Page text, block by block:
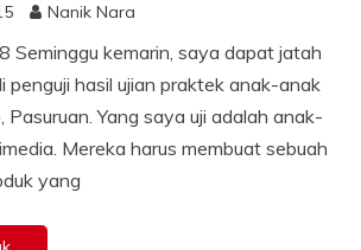
Nanik Nara
Seminggu kemarin, saya dapat jatah
penguji hasil ujian praktek anak-anak
Pasuruan. Yang saya uji adalah anak-
Mereka harus membuat sebuah
yang